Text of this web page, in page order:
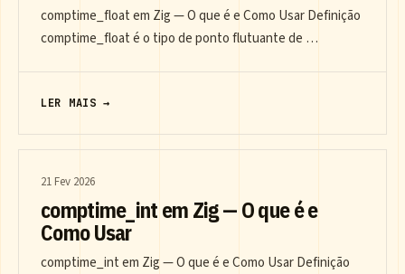
comptime_float em Zig — O que é e Como Usar Definição
comptime_float é o tipo de ponto flutuante de …
LER MAIS →
21 Fev 2026
comptime_int em Zig — O que é e
Como Usar
comptime_int em Zig — O que é e Como Usar Definição